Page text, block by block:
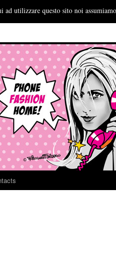
utilizzare questo sito noi